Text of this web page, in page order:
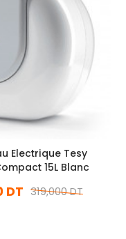
Electrique Tesy
15L Blanc
319,000 DT
DT